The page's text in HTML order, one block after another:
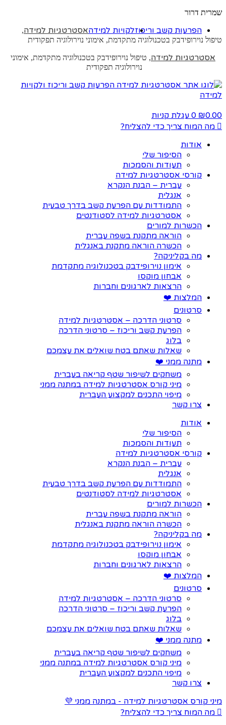
שמרית דרור
הפרעות קשב וריכוזלקויות למידהאסטרטגיות למידה,
טיפול נוירופידבק בטכנולוגיה מתקדמת, אימוני נוירולוגיה תפקודית
אסטרטגיות למידה, טיפול נוירופידבק בטכנולוגיה מתקדמת, אימוני
נוירולוגיה תפקודית
₪0.00
0 עגלת קניות
מה המוח צריך כדי להצליח?
אודות
הסיפור שלי
תעודות והסמכות
קורסי אסטרטגיות למידה
עברית – הבנת הנקרא
אנגלית
התמודדות עם הפרעת קשב בדרך טבעית
אסטרטגיות למידה לסטודנטים
הכשרות למורים
הוראה מתקנת בשפה עברית
הכשרה הוראה מתקנת באנגלית
מה בקליניקה?
אימון נוירופידבק בטכנולוגיה מתקדמת
אבחון מוקסו
הרצאות לארגונים וחברות
המלצות ❤️
סרטונים
סרטוני הדרכה – אסטרטגיות למידה
הפרעת קשב וריכוז – סרטוני הדרכה
בלוג
שאלות שאתם בטח שואלים את עצמכם
מתנה ממני ❤️
משחקים לשיפור שטף קריאה בעברית
מיני קורס אסטרטגיות למידה במתנה ממני
מיפוי התכנים למקצוע העברית
צרו קשר
אודות
הסיפור שלי
תעודות והסמכות
קורסי אסטרטגיות למידה
עברית – הבנת הנקרא
אנגלית
התמודדות עם הפרעת קשב בדרך טבעית
אסטרטגיות למידה לסטודנטים
הכשרות למורים
הוראה מתקנת בשפה עברית
הכשרה הוראה מתקנת באנגלית
מה בקליניקה?
אימון נוירופידבק בטכנולוגיה מתקדמת
אבחון מוקסו
הרצאות לארגונים וחברות
המלצות ❤️
סרטונים
סרטוני הדרכה – אסטרטגיות למידה
הפרעת קשב וריכוז – סרטוני הדרכה
בלוג
שאלות שאתם בטח שואלים את עצמכם
מתנה ממני ❤️
משחקים לשיפור שטף קריאה בעברית
מיני קורס אסטרטגיות למידה במתנה ממני
מיפוי התכנים למקצוע העברית
צרו קשר
מיני קורס אסטרטגיות למידה - במתנה ממני 💜
מה המוח צריך כדי להצליח?